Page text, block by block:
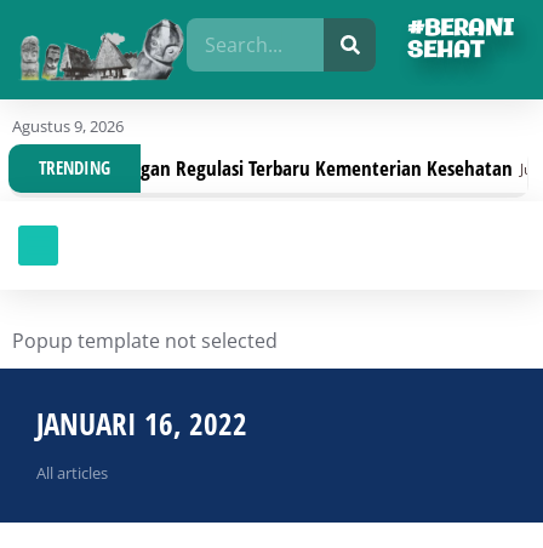
#BERANI
SEHAT
Agustus 9, 2026
TRENDINGDengan Regulasi Terbaru Kementerian Kesehatan Juli
Popup template not selected
JANUARI 16, 2022
All articles